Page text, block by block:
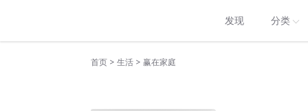
发现 分类
首页 > 生活 > 赢在家庭